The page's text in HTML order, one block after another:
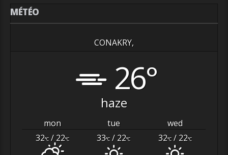
MÉTÉO
CONAKRY,
26°
haze
mon tue
wed
32°C / 22°C 33°C / 22°C 32°C/ 22°C